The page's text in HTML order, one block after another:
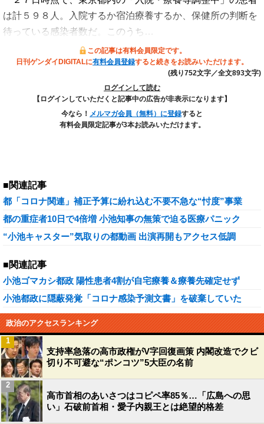
は計５９８人。入院するか宿泊療養するか、保健所の判断を
待っている感染者数だ。このうち…
この記事は有料会員限定です。
日刊ゲンダイDIGITALに有料会員登録すると続きをお読みいただけます。
(残り752文字／全文893文字)
ログインして読む
【ログインしていただくと記事中の広告が非表示になります】
今なら！ メルマガ会員（無料）に登録すると
有料会員限定記事が3本お読みいただけます。
■関連記事
都「コロナ関連」補正予算に紛れ込む不要不急な“忖度”事業
都の重症者10日で4倍増 小池知事の無策で迫る医療パニック
“小池キャスター”気取りの都動画 出演再開もアクセス低調
■関連記事
小池ゴマカシ都政 陽性患者4割が自宅療養＆療養先確定せず
小池都政に隠蔽発覚「コロナ感染予測文書」を破棄していた
政治のアクセスランキング
支持率急落の高市政権がV字回復画策 内閣改造でクビ
切り不可避な“ポンコツ”5大臣の名前
1
高市首相のあいさつはコピペ率85％…「広島への思
い」石破前首相・愛子内親王とは絶望的格差
2